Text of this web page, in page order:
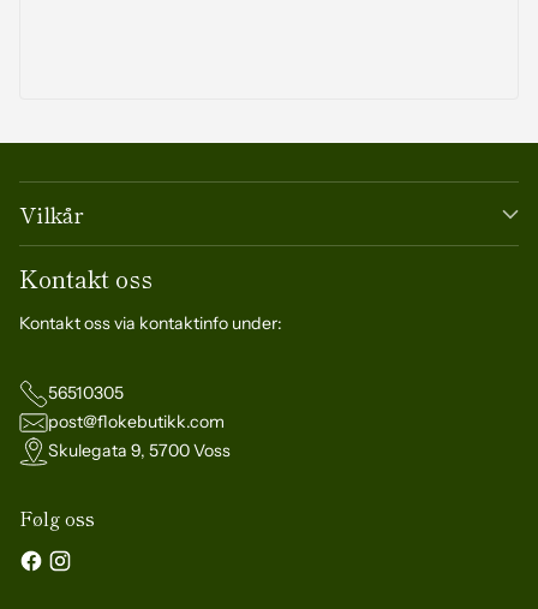
Vilkår
Kontakt oss
Kontakt oss via kontaktinfo under:
56510305
post@flokebutikk.com
Skulegata 9, 5700 Voss
Følg oss